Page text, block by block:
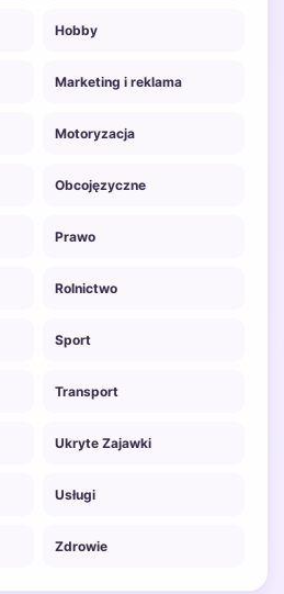
Hobby
Marketing i reklama
Motoryzacja
Obcojęzyczne
Prawo
Rolnictwo
Sport
Transport
Ukryte Zajawki
Usługi
Zdrowie